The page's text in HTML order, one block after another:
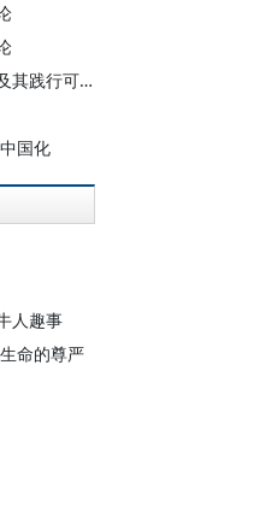
王岳川：中庸思想的本体含义及其践行可能性
国化
人趣事
命的尊严